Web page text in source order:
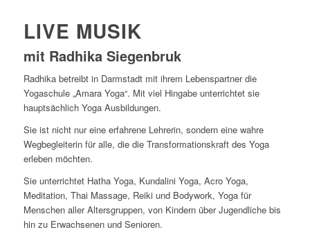
LIVE MUSIK
mit Radhika Siegenbruk
Radhika betreibt in Darmstadt mit ihrem Lebenspartner die
Yogaschule „Amara Yoga“. Mit viel Hingabe unterrichtet sie
hauptsächlich Yoga Ausbildungen.
Sie ist nicht nur eine erfahrene Lehrerin, sondern eine wahre
Wegbegleiterin für alle, die die Transformationskraft des Yoga
erleben möchten.
Sie unterrichtet Hatha Yoga, Kundalini Yoga, Acro Yoga,
Meditation, Thai Massage, Reiki und Bodywork, Yoga für
Menschen aller Altersgruppen, von Kindern über Jugendliche bis
hin zu Erwachsenen und Senioren.